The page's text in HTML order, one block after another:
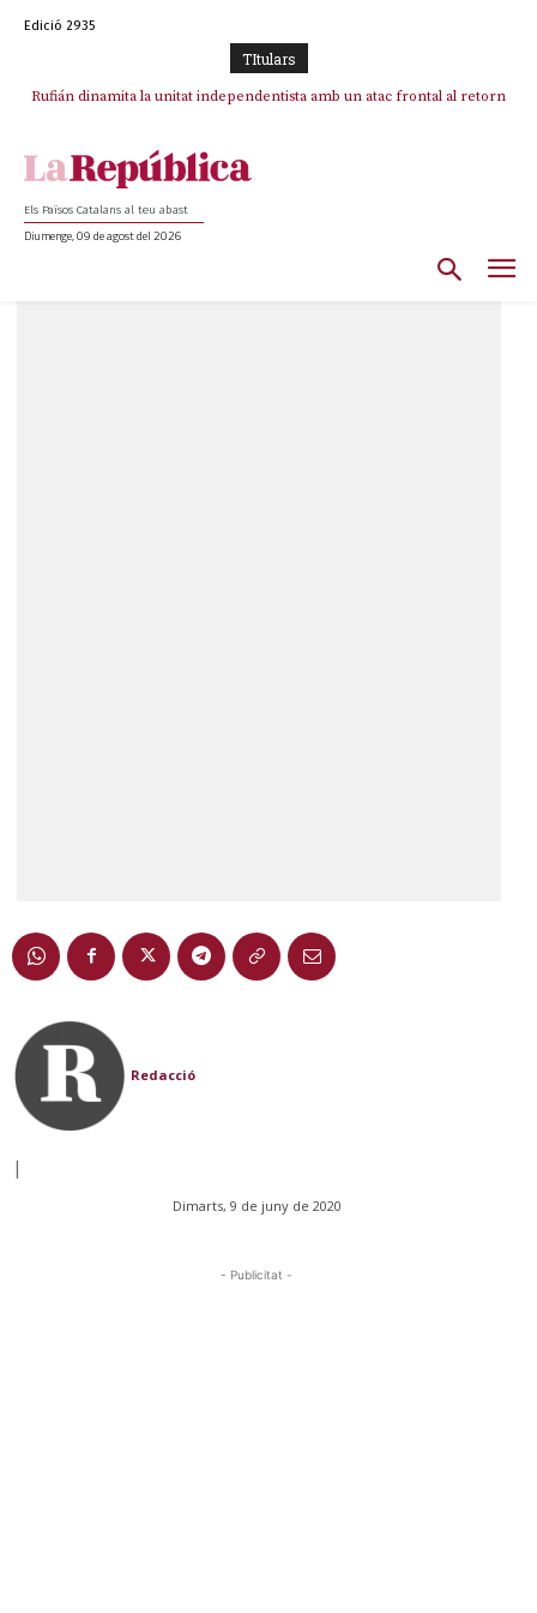
Edició 2935
TItulars
Rufián dinamita la unitat independentista amb un atac frontal al retorn
Els Països Catalans al teu abast
Diumenge, 09 de agost del 2026
Redacció
|
Dimarts, 9 de juny de 2020
- Publicitat -